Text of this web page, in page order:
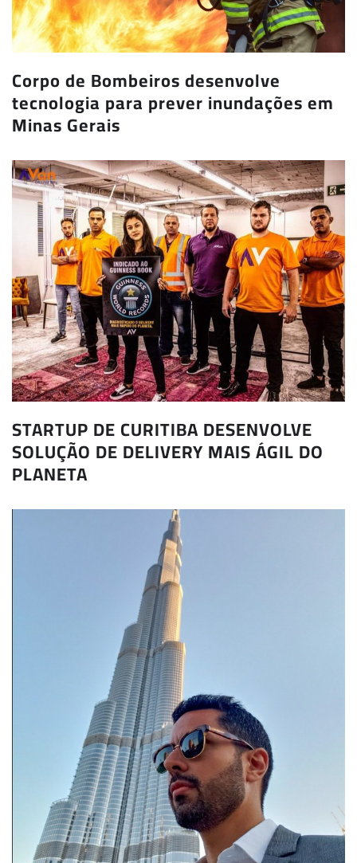
Corpo de Bombeiros desenvolve
tecnologia para prever inundações em
Minas Gerais
STARTUP DE CURITIBA DESENVOLVE
SOLUÇÃO DE DELIVERY MAIS ÁGIL DO
PLANETA